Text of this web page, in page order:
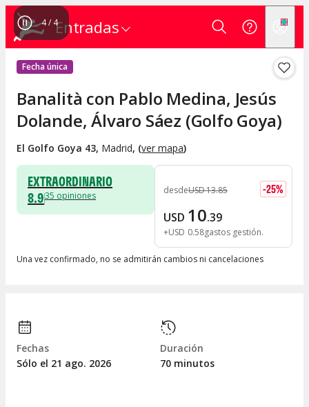
Entradas
4/ 4
Fecha única
Banalità con Pablo Medina, Jesús
Dolande, Álvaro Sáez (Golfo Goya)
El Golfo Goya 43, Madrid, (ver mapa)
EXTRAORDINARIO
8.935 opiniones desdeUSD13.85 -25%
USD 10.39
+USD 0.58gastos gestión
Una vez confirmado, no se admitirán cambios ni cancelaciones
Fechas
Sólo el 21 ago. 2026
Duración
70 minutos